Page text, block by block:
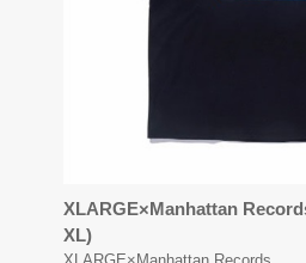
XLARGE×Manhattan
XL)
XLARGE×Manhattan Records